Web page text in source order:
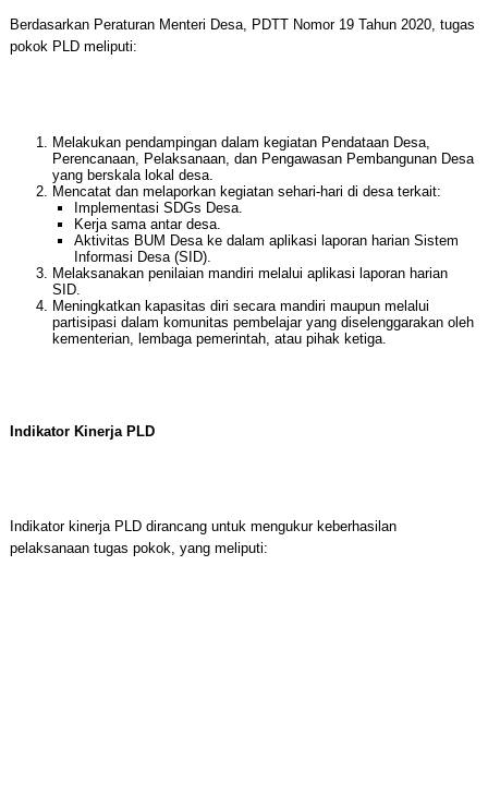
Berdasarkan Peraturan Menteri Desa, PDTT Nomor 19 Tahun 2020, tugas
pokok PLD meliputi:
Melakukan pendampingan dalam kegiatan Pendataan Desa,
Perencanaan, Pelaksanaan, dan Pengawasan Pembangunan Desa
yang berskala lokal desa.
Mencatat dan melaporkan kegiatan sehari-hari di desa terkait:
Implementasi SDGs Desa.
Kerja sama antar desa.
Aktivitas BUM Desa ke dalam aplikasi laporan harian Sistem
Informasi Desa (SID).
Melaksanakan penilaian mandiri melalui aplikasi laporan harian
SID.
Meningkatkan kapasitas diri secara mandiri maupun melalui
partisipasi dalam komunitas pembelajar yang diselenggarakan oleh
kementerian, lembaga pemerintah, atau pihak ketiga.
Indikator Kinerja PLD
Indikator kinerja PLD dirancang untuk mengukur keberhasilan
pelaksanaan tugas pokok, yang meliputi: